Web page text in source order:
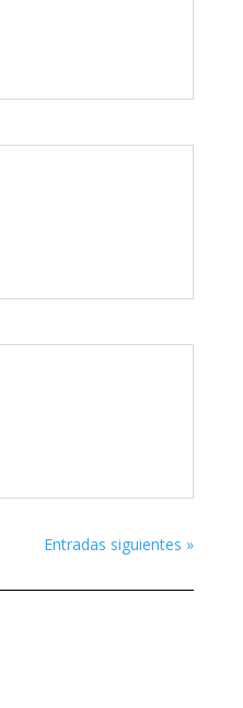
Entradas siguientes »